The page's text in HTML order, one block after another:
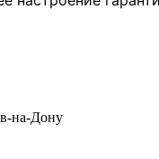
на-Дону